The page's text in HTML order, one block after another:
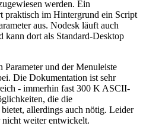
werden. Ein
im Hintergrund ein Script
aus. Nodesk läuft auch
dort als Standard-Desktop
und der Menuleiste
Die Dokumentation ist sehr
- immerhin fast 300 K ASCII-
die die
allerdings auch nötig. Leider
weiter entwickelt.